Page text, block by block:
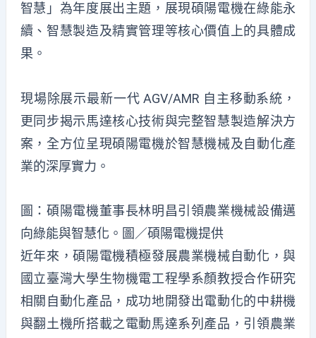
智慧」為年度展出主題，展現碩陽電機在綠能永
續、智慧製造及精實管理等核心價值上的具體成
果。
現場除展示最新一代 AGV/AMR 自主移動系統，
更同步揭示馬達核心技術與完整智慧製造解決方
案，全方位呈現碩陽電機於智慧機械及自動化產
業的深厚實力。
圖：碩陽電機董事長林明昌引領農業機械設備邁
向綠能與智慧化。圖／碩陽電機提供
近年來，碩陽電機積極發展農業機械自動化，與
國立臺灣大學生物機電工程學系顏教授合作研究
相關自動化產品，成功地開發出電動化的中耕機
與翻土機所搭載之電動馬達系列產品，引領農業